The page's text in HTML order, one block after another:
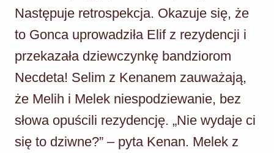
Następuje retrospekcja. Okazuje się, że
to Gonca uprowadziła Elif z rezydencji i
przekazała dziewczynkę bandziorom
Necdeta! Selim z Kenanem zauważają,
że Melih i Melek niespodziewanie, bez
słowa opuścili rezydencję. „Nie wydaje ci
się to dziwne?” – pyta Kenan. Melek z